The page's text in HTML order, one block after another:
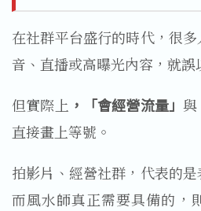
在社群平台盛行的時代，很
音、直播或高曝光內容，就誤
但實際上 ，「會經營流量」與
直接畫上等號。
拍影片、經營社群，代表的
而風水師真正需要具備的，